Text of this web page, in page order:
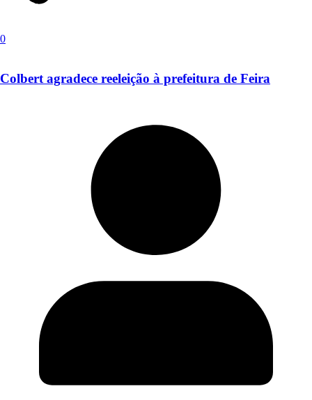
0
Colbert agradece reeleição à prefeitura de Feira